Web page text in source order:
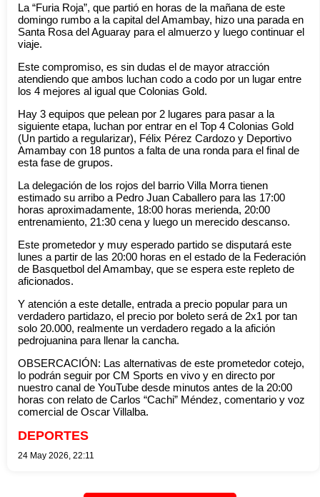
La “Furia Roja”, que partió en horas de la mañana de este
domingo rumbo a la capital del Amambay, hizo una parada en
Santa Rosa del Aguaray para el almuerzo y luego continuar el
viaje.
Este compromiso, es sin dudas el de mayor atracción
atendiendo que ambos luchan codo a codo por un lugar entre
los 4 mejores al igual que Colonias Gold.
Hay 3 equipos que pelean por 2 lugares para pasar a la
siguiente etapa, luchan por entrar en el Top 4 Colonias Gold
(Un partido a regularizar), Félix Pérez Cardozo y Deportivo
Amambay con 18 puntos a falta de una ronda para el final de
esta fase de grupos.
La delegación de los rojos del barrio Villa Morra tienen
estimado su arribo a Pedro Juan Caballero para las 17:00
horas aproximadamente, 18:00 horas merienda, 20:00
entrenamiento, 21:30 cena y luego un merecido descanso.
Este prometedor y muy esperado partido se disputará este
lunes a partir de las 20:00 horas en el estado de la Federación
de Basquetbol del Amambay, que se espera este repleto de
aficionados.
Y atención a este detalle, entrada a precio popular para un
verdadero partidazo, el precio por boleto será de 2x1 por tan
solo 20.000, realmente un verdadero regado a la afición
pedrojuanina para llenar la cancha.
OBSERCACIÓN: Las alternativas de este prometedor cotejo,
lo podrán seguir por CM Sports en vivo y en directo por
nuestro canal de YouTube desde minutos antes de la 20:00
horas con relato de Carlos “Cachi” Méndez, comentario y voz
comercial de Oscar Villalba.
DEPORTES
24 May 2026, 22:11